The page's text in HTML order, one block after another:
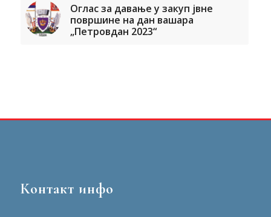
Оглас за давање у закуп јвне
површине на дан вашара
„Петровдан 2023“
Контакт инфо